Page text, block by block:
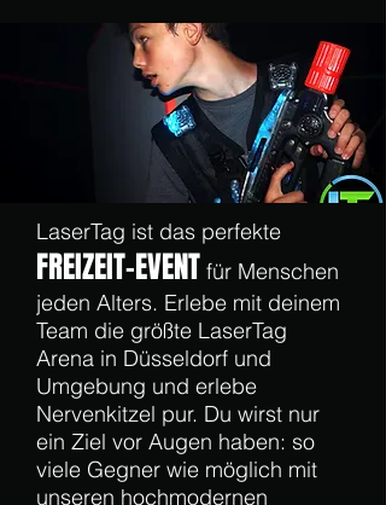
LaserTag ist das perfekte
FREIZEIT-EVENT für Menschen
jeden Alters. Erlebe mit deinem
Team die größte LaserTag
Arena in Düsseldorf und
Umgebung und erlebe
Nervenkitzel pur. Du wirst nur
ein Ziel vor Augen haben: so
viele Gegner wie möglich mit
unseren hochmodernen